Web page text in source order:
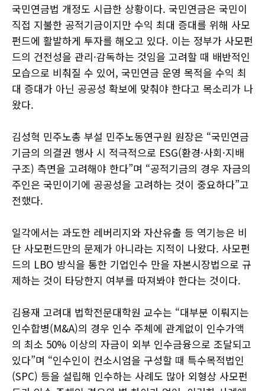
국민연금법 개정도 시급한 상황이다. 국민연금은 국민이
직접 지불한 공적기금이지만 수익 최대 증대를 위해 사모
펀드에 활발하게 투자를 해오고 있다. 이는 정부가 사모펀
드의 건전성을 관리·감독하는 것임을 고려할 때 배반적인
모습으로 비춰질 수 있어, 국민연금 운영 목적을 수익 최
대 증대가 아닌 공공성 확보에 맞춰야 한다고 목소리가 나
왔다.
김성혁 민주노총 부설 민주노동연구원 원장은 “국민연금
기금의 의결권 행사 시 적극적으로 ESG(환경·사회·지배
구조) 측면을 고려해야 한다”며 “공적기금의 경우 자금의
주인은 국민이기에 공공성을 고려하는 것이 중요하다”고
전했다.
일각에서는 과도한 레버리지와 자산유출 등 역기능은 비
단 사모펀드만의 문제가 아니라는 지적이 나왔다. 사모펀
드의 LBO 방식을 통한 기업인수 만을 자본시장법으로 규
제하는 것이 타당한지 여부를 따져봐야 한다는 것이다.
김용재 고려대 법학전문대학원 교수는 “대부분 이뤄지는
인수합병(M&A)의 경우 인수 주체에 관계없이 인수가액
의 최소 50% 이상의 자금이 외부 인수금융으로 조달되고
있다”며 “인수인이 컨소시엄을 구성할 때 특수목적법인
(SPC) 등을 설립해 인수하는 사례도 많아 외형상 사모펀